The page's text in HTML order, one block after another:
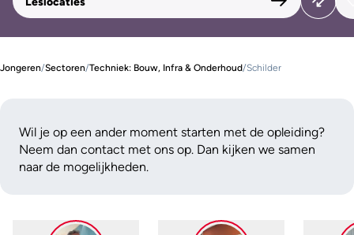
Jongeren/Sectoren/Techniek: Bouw, Infra & Onderhoud/Schilder
Wil je op een ander moment starten met de opleiding?
Neem dan contact met ons op. Dan kijken we samen
naar de mogelijkheden.